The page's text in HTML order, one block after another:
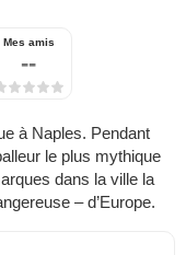
Mes amis
--
à Naples. Pendant
le plus mythique
dans la ville la
– d’Europe.